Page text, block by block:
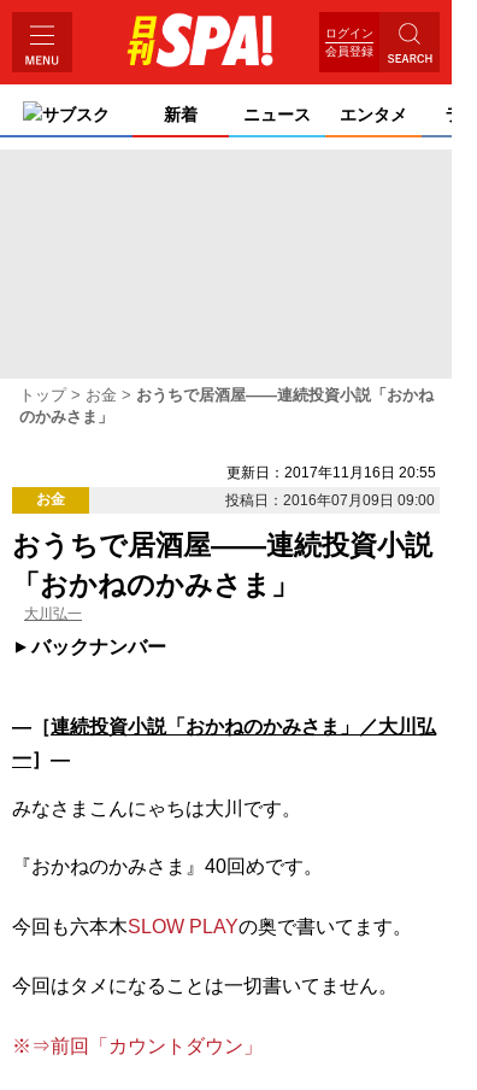
ログイン
会員登録
サブスク 新着 ニュース エンタメ ライ
トップ お金
おうちで居酒屋――連続投資小説「おかね
のかみさま」
更新日：2017年11月16日 20:55
お金
投稿日：2016年07月09日 09:00
おうちで居酒屋――連続投資小説
「おかねのかみさま」
大川弘一
バックナンバー
―［連続投資小説「おかねのかみさま」／大川弘
一］―
みなさまこんにゃちは大川です。
『おかねのかみさま』40回めです。
今回も六本木SLOW PLAYの奥で書いてます。
今回はタメになることは一切書いてません。
※⇒前回「カウントダウン」